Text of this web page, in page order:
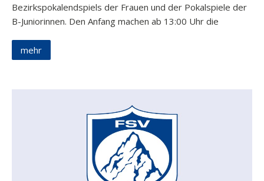
Bezirkspokalendspiels der Frauen und der Pokalspiele der
B-Juniorinnen. Den Anfang machen ab 13:00 Uhr die
mehr